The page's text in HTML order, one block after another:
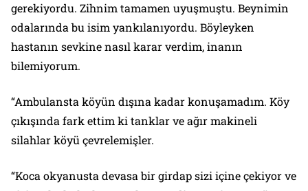
gerekiyordu. Zihnim tamamen uyuşmuştu. Beynimin
odalarında bu isim yankılanıyordu. Böyleyken
hastanın sevkine nasıl karar verdim, inanın
bilemiyorum.
“Ambulansta köyün dışına kadar konuşamadım. Köy
çıkışında fark ettim ki tanklar ve ağır makineli
silahlar köyü çevrelemişler.
“Koca okyanusta devasa bir girdap sizi içine çekiyor ve